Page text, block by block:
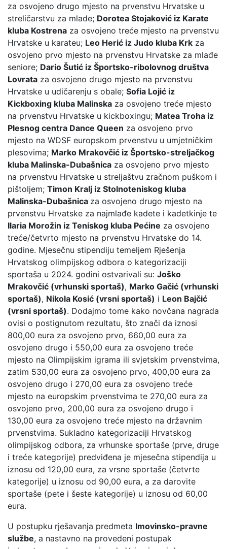
za osvojeno drugo mjesto na prvenstvu Hrvatske u
streličarstvu za mlade; Dorotea Stojaković iz Karate
kluba Kostrena za osvojeno treće mjesto na prvenstvu
Hrvatske u karateu; Leo Herić iz Judo kluba Krk za
osvojeno prvo mjesto na prvenstvu Hrvatske za mlađe
seniore; Dario Šutić iz Športsko-ribolovnog društva
Lovrata za osvojeno drugo mjesto na prvenstvu
Hrvatske u udičarenju s obale; Sofia Lojić iz
Kickboxing kluba Malinska za osvojeno treće mjesto
na prvenstvu Hrvatske u kickboxingu; Matea Troha iz
Plesnog centra Dance Queen za osvojeno prvo
mjesto na WDSF europskom prvenstvu u umjetničkim
plesovima; Marko Mrakovčić iz Športsko-streljačkog
kluba Malinska-Dubašnica za osvojeno prvo mjesto
na prvenstvu Hrvatske u streljaštvu zračnom puškom i
pištoljem; Timon Kralj iz Stolnoteniskog kluba
Malinska-Dubašnica za osvojeno drugo mjesto na
prvenstvu Hrvatske za najmlađe kadete i kadetkinje te
Ilaria Morožin iz Teniskog kluba Pećine za osvojeno
treće/četvrto mjesto na prvenstvu Hrvatske do 14.
godine. Mjesečnu stipendiju temeljem Rješenja
Hrvatskog olimpijskog odbora o kategorizaciji
sportaša u 2024. godini ostvarivali su: Joško
Mrakovčić (vrhunski sportaš), Marko Gačić (vrhunski
sportaš), Nikola Kosić (vrsni sportaš) i Leon Bajčić
(vrsni sportaš). Dodajmo tome kako novčana nagrada
ovisi o postignutom rezultatu, što znači da iznosi
800,00 eura za osvojeno prvo, 660,00 eura za
osvojeno drugo i 550,00 eura za osvojeno treće
mjesto na Olimpijskim igrama ili svjetskim prvenstvima,
zatim 530,00 eura za osvojeno prvo, 400,00 eura za
osvojeno drugo i 270,00 eura za osvojeno treće
mjesto na europskim prvenstvima te 270,00 eura za
osvojeno prvo, 200,00 eura za osvojeno drugo i
130,00 eura za osvojeno treće mjesto na državnim
prvenstvima. Sukladno kategorizaciji Hrvatskog
olimpijskog odbora, za vrhunske sportaše (prve, druge
i treće kategorije) predviđena je mjesečna stipendija u
iznosu od 120,00 eura, za vrsne sportaše (četvrte
kategorije) u iznosu od 90,00 eura, a za darovite
sportaše (pete i šeste kategorije) u iznosu od 60,00
eura.
U postupku rješavanja predmeta Imovinsko-pravne
službe, a nastavno na provedeni postupak